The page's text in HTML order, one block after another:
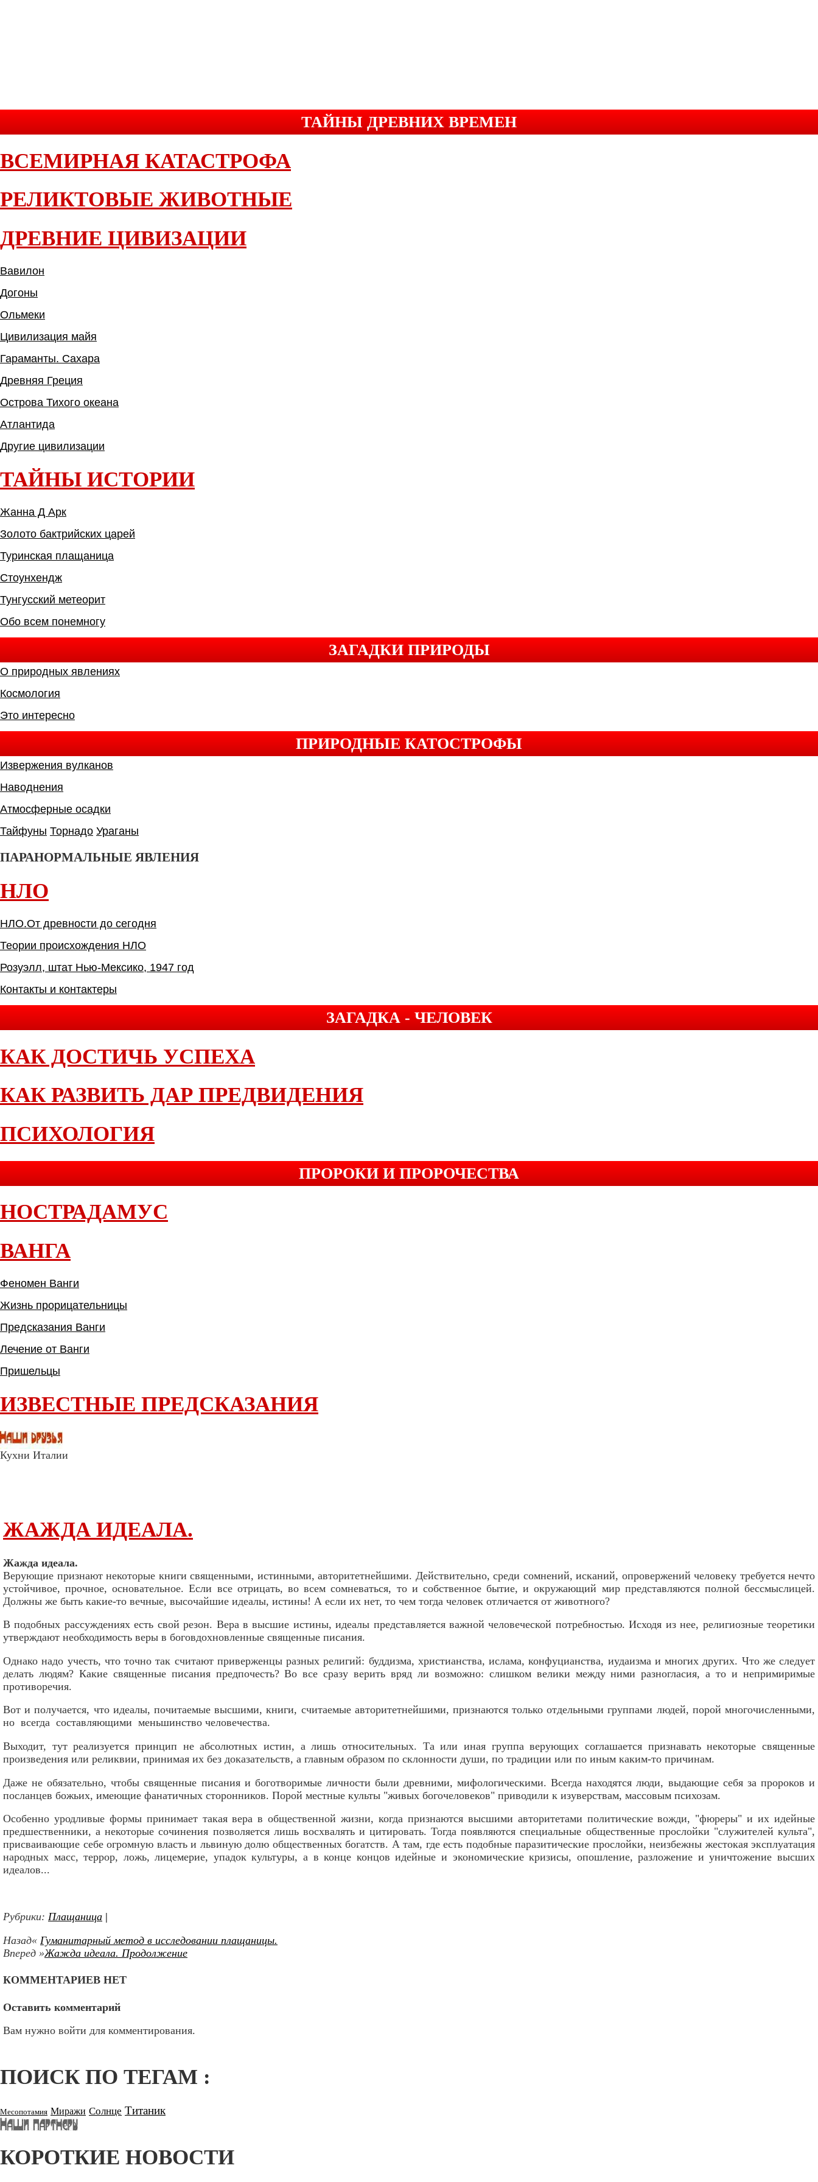
ТАЙНЫ ДРЕВНИХ ВРЕМЕН
ВСЕМИРНАЯ КАТАСТРОФА
РЕЛИКТОВЫЕ ЖИВОТНЫЕ
ДРЕВНИЕ ЦИВИЗАЦИИ
Вавилон
Догоны
Ольмеки
Цивилизация майя
Гараманты. Сахара
Древняя Греция
Острова Тихого океана
Атлантида
Другие цивилизации
ТАЙНЫ ИСТОРИИ
Жанна Д Арк
Золото бактрийских царей
Туринская плащаница
Стоунхендж
Тунгусский метеорит
Обо всем понемногу
ЗАГАДКИ ПРИРОДЫ
О природных явлениях
Космология
Это интересно
ПРИРОДНЫЕ КАТОСТРОФЫ
Извержения вулканов
Наводнения
Атмосферные осадки
Тайфуны Торнадо Ураганы
ПАРАНОРМАЛЬНЫЕ ЯВЛЕНИЯ
НЛО
НЛО.От древности до сегодня
Теории происхождения НЛО
Розуэлл, штат Нью-Мексико, 1947 год
Контакты и контактеры
ЗАГАДКА - ЧЕЛОВЕК
КАК ДОСТИЧЬ УСПЕХА
КАК РАЗВИТЬ ДАР ПРЕДВИДЕНИЯ
ПСИХОЛОГИЯ
ПРОРОКИ И ПРОРОЧЕСТВА
НОСТРАДАМУС
ВАНГА
Феномен Ванги
Жизнь прорицательницы
Предсказания Ванги
Лечение от Ванги
Пришельцы
ИЗВЕСТНЫЕ ПРЕДСКАЗАНИЯ
Кухни Италии
ЖАЖДА ИДЕАЛА.
Жажда идеала.
Верующие признают некоторые книги священными, истинными, авторитетнейшими. Действительно, среди сомнений, исканий, опровержений человеку требуется нечто
устойчивое, прочное, основательное. Если все отрицать, во всем сомневаться, то и собственное бытие, и окружающий мир представляются полной бессмыслицей.
Должны же быть какие-то вечные, высочайшие идеалы, истины! А если их нет, то чем тогда человек отличается от животного?
В подобных рассуждениях есть свой резон. Вера в высшие истины, идеалы представляется важной человеческой потребностью. Исходя из нее, религиозные теоретики
утверждают необходимость веры в боговдохновленные священные писания.
Однако надо учесть, что точно так считают приверженцы разных религий: буддизма, христианства, ислама, конфуцианства, иудаизма и многих других. Что же следует
делать людям? Какие священные писания предпочесть? Во все сразу верить вряд ли возможно: слишком велики между ними разногласия, а то и непримиримые
противоречия.
Вот и получается, что идеалы, почитаемые высшими, книги, считаемые авторитетнейшими, признаются только отдельными группами людей, порой многочисленными,
но всегда составляющими меньшинство человечества.
Выходит, тут реализуется принцип не абсолютных истин, а лишь относительных. Та или иная группа верующих соглашается признавать некоторые священные
произведения или реликвии, принимая их без доказательств, а главным образом по склонности души, по традиции или по иным каким-то причинам.
Даже не обязательно, чтобы священные писания и боготворимые личности были древними, мифологическими. Всегда находятся люди, выдающие себя за пророков и
посланцев божьих, имеющие фанатичных сторонников. Порой местные культы "живых богочеловеков" приводили к изуверствам, массовым психозам.
Особенно уродливые формы принимает такая вера в общественной жизни, когда признаются высшими авторитетами политические вожди, "фюреры" и их идейные
предшественники, а некоторые сочинения позволяется лишь восхвалять и цитировать. Тогда появляются специальные общественные прослойки "служителей культа",
присваивающие себе огромную власть и львиную долю общественных богатств. А там, где есть подобные паразитические прослойки, неизбежны жестокая эксплуатация
народных масс, террор, ложь, лицемерие, упадок культуры, а в конце концов идейные и экономические кризисы, опошление, разложение и уничтожение высших
идеалов...
Рубрики: Плащаница |
Назад« Гуманитарный метод в исследовании плащаницы.
Вперед »Жажда идеала. Продолжение
КОММЕНТАРИЕВ НЕТ
Оставить комментарий
Вам нужно войти для комментирования.
ПОИСК ПО ТЕГАМ :
Месопотамия Миражи Солнце Титаник
КОРОТКИЕ НОВОСТИ